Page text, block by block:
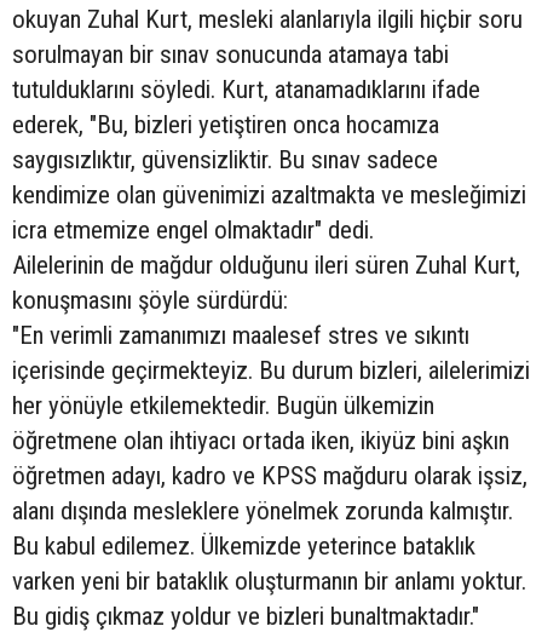
okuyan Zuhal Kurt, mesleki alanlarıyla ilgili hiçbir soru
sorulmayan bir sınav sonucunda atamaya tabi
tutulduklarını söyledi. Kurt, atanamadıklarını ifade
ederek, "Bu, bizleri yetiştiren onca hocamıza
saygısızlıktır, güvensizliktir. Bu sınav sadece
kendimize olan güvenimizi azaltmakta ve mesleğimizi
icra etmemize engel olmaktadır" dedi.
Ailelerinin de mağdur olduğunu ileri süren Zuhal Kurt,
konuşmasını şöyle sürdürdü:
"En verimli zamanımızı maalesef stres ve sıkıntı
içerisinde geçirmekteyiz. Bu durum bizleri, ailelerimizi
her yönüyle etkilemektedir. Bugün ülkemizin
öğretmene olan ihtiyacı ortada iken, ikiyüz bini aşkın
öğretmen adayı, kadro ve KPSS mağduru olarak işsiz,
alanı dışında mesleklere yönelmek zorunda kalmıştır.
Bu kabul edilemez. Ülkemizde yeterince bataklık
varken yeni bir bataklık oluşturmanın bir anlamı yoktur.
Bu gidiş çıkmaz yoldur ve bizleri bunaltmaktadır."